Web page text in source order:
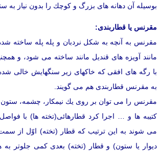
بوسیله آن دهانه های بزرگ و كوچك را بدون نیاز به
مقرنس یا قطاربندی:
مقرنس به آنچه به شكل نردبان و پله پله ساخته
مانند آویزه های قندیل مانند ساخته می شود، و
با رگه های افقی كه خاكهای زیر سنگهایش خالی
به مقرنس قطاربندی هم می گویند.
مقرنس را می توان بر روی یك نیمكار، چشمه، ستون،
كتیبه ها و … اجرا كرد قطارهائی(تخته ها) با
می شوند به این ترتیب كه قطار (تخته) اوّل از
دیوار یا ستون) و قطار (تخته) بعدی كمی جلوتر به